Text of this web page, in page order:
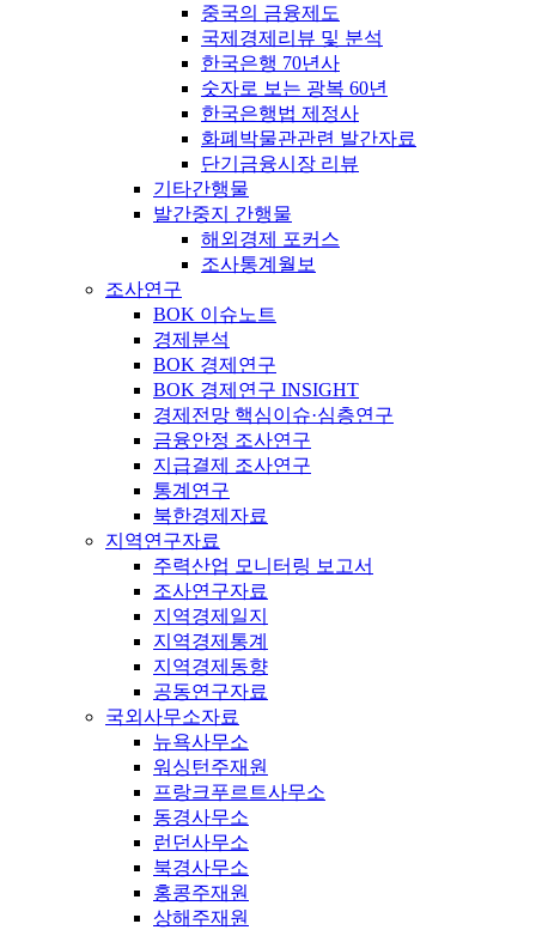
중국의 금융제도
국제경제리뷰 및 분석
한국은행 70년사
숫자로 보는 광복 60년
한국은행법 제정사
화폐박물관관련 발간자료
단기금융시장 리뷰
기타간행물
발간중지 간행물
해외경제 포커스
조사통계월보
조사연구
BOK 이슈노트
경제분석
BOK 경제연구
BOK 경제연구 INSIGHT
경제전망 핵심이슈·심층연구
금융안정 조사연구
지급결제 조사연구
통계연구
북한경제자료
지역연구자료
주력산업 모니터링 보고서
조사연구자료
지역경제일지
지역경제통계
지역경제동향
공동연구자료
국외사무소자료
뉴욕사무소
워싱턴주재원
프랑크푸르트사무소
동경사무소
런던사무소
북경사무소
홍콩주재원
상해주재원